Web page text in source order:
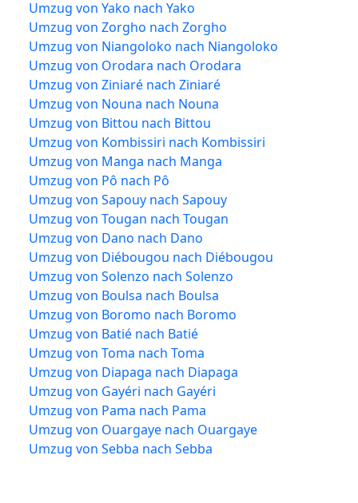
Umzug von Yako nach Yako
Umzug von Zorgho nach Zorgho
Umzug von Niangoloko nach Niangoloko
Umzug von Orodara nach Orodara
Umzug von Ziniaré nach Ziniaré
Umzug von Nouna nach Nouna
Umzug von Bittou nach Bittou
Umzug von Kombissiri nach Kombissiri
Umzug von Manga nach Manga
Umzug von Pô nach Pô
Umzug von Sapouy nach Sapouy
Umzug von Tougan nach Tougan
Umzug von Dano nach Dano
Umzug von Diébougou nach Diébougou
Umzug von Solenzo nach Solenzo
Umzug von Boulsa nach Boulsa
Umzug von Boromo nach Boromo
Umzug von Batié nach Batié
Umzug von Toma nach Toma
Umzug von Diapaga nach Diapaga
Umzug von Gayéri nach Gayéri
Umzug von Pama nach Pama
Umzug von Ouargaye nach Ouargaye
Umzug von Sebba nach Sebba